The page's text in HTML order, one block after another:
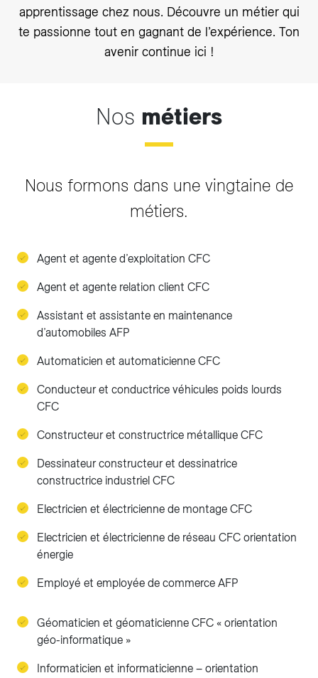
apprentissage chez nous. Découvre un métier qui
te passionne tout en gagnant de l’expérience. Ton
avenir continue ici !
Nos métiers
Nous formons dans une vingtaine de
métiers.
Agent et agente d’exploitation CFC
Agent et agente relation client CFC
Assistant et assistante en maintenance
d’automobiles AFP
Automaticien et automaticienne CFC
Conducteur et conductrice véhicules poids lourds
CFC
Constructeur et constructrice métallique CFC
Dessinateur constructeur et dessinatrice
constructrice industriel CFC
Electricien et électricienne de montage CFC
Electricien et électricienne de réseau CFC orientation
énergie
Employé et employée de commerce AFP
Géomaticien et géomaticienne CFC « orientation
géo-informatique »
Informaticien et informaticienne – orientation